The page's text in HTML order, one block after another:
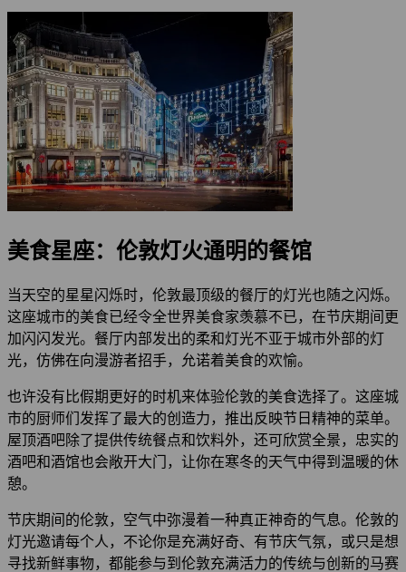
美食星座：伦敦灯火通明的餐馆
当天空的星星闪烁时，伦敦最顶级的餐厅的灯光也随之闪烁。
这座城市的美食已经令全世界美食家羡慕不已，在节庆期间更
加闪闪发光。餐厅内部发出的柔和灯光不亚于城市外部的灯
光，仿佛在向漫游者招手，允诺着美食的欢愉。
也许没有比假期更好的时机来体验伦敦的美食选择了。这座城
市的厨师们发挥了最大的创造力，推出反映节日精神的菜单。
屋顶酒吧除了提供传统餐点和饮料外，还可欣赏全景，忠实的
酒吧和酒馆也会敞开大门，让你在寒冬的天气中得到温暖的休
憩。
节庆期间的伦敦，空气中弥漫着一种真正神奇的气息。伦敦的
灯光邀请每个人，不论你是充满好奇、有节庆气氛，或只是想
寻找新鲜事物，都能参与到伦敦充满活力的传统与创新的马赛